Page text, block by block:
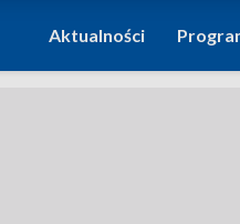
Aktualności